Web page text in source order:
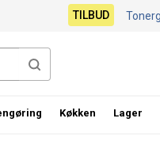
TILBUD
Køkken Lager